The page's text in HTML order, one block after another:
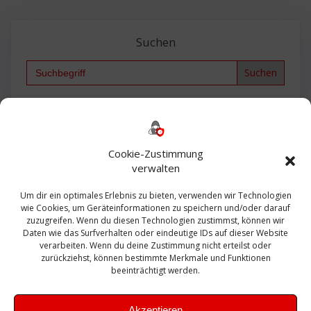
Cookie-Zustimmung
verwalten
Um dir ein optimales Erlebnis zu bieten, verwenden wir Technologien
wie Cookies, um Geräteinformationen zu speichern und/oder darauf
zuzugreifen. Wenn du diesen Technologien zustimmst, können wir
Daten wie das Surfverhalten oder eindeutige IDs auf dieser Website
verarbeiten. Wenn du deine Zustimmung nicht erteilst oder
zurückziehst, können bestimmte Merkmale und Funktionen
beeinträchtigt werden.
Suchen
Search
Bautagebuch
Exchange firewall Fritzbox
Microsoft
Sanierung SBS Security Server Sicherheit
Sicherung SIEM Sophos SSL Ubuntu
Update Upgrade UTM VCenter VCSA Veeam
VMWare VPN WAZUH Windows
Zertifikat